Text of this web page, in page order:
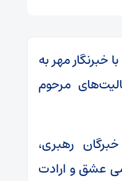
خبرنگار مهر به
مرحوم
رهبری،
عشق و ارادت